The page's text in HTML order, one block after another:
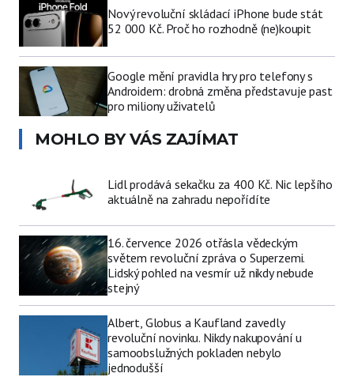
Nový revoluční skládací iPhone bude stát
52 000 Kč. Proč ho rozhodně (ne)koupit
Google mění pravidla hry pro telefony s
Androidem: drobná změna představuje past
pro miliony uživatelů
MOHLO BY VÁS ZAJÍMAT
Lidl prodává sekačku za 400 Kč. Nic lepšího
aktuálně na zahradu nepořídíte
16. července 2026 otřásla vědeckým
světem revoluční zpráva o Superzemi.
Lidský pohled na vesmír už nikdy nebude
stejný
Albert, Globus a Kaufland zavedly
revoluční novinku. Nikdy nakupování u
samoobslužných pokladen nebylo
jednodušší